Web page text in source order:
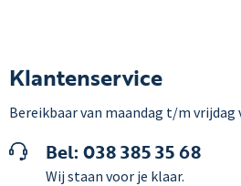
Klantenservice
Bereikbaar van maandag t/m vrijdag
Bel: 038 385 35 68
Wij staan voor je klaar.